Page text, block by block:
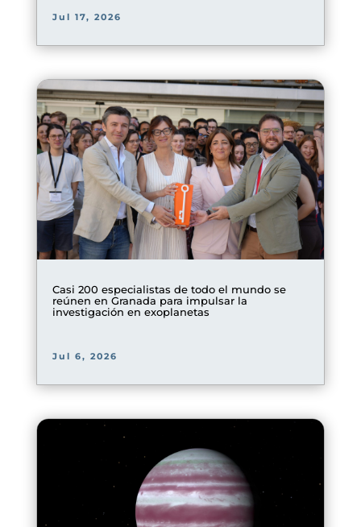
Jul 17, 2026
Casi 200 especialistas de todo el mundo se
reúnen en Granada para impulsar la
investigación en exoplanetas
Jul 6, 2026